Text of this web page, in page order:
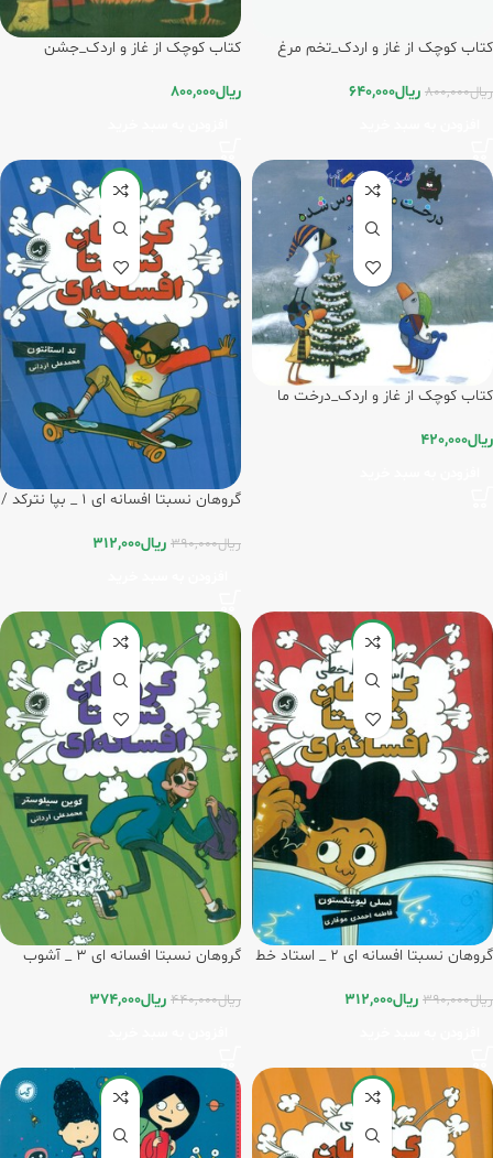
کتاب کوچک از غاز و اردک_تخم مرغ
ریال800,000 ریال640,000
کتاب کوچک از غاز و اردک_جشن
ریال800,000
کتاب کوچک از غاز و اردک_درخت ما
ریال420,000
-20%
گروهان نسبتا افسانه ای 1 _ بپا نترکد /
ریال390,000 ریال312,000
-20%
گروهان نسبتا افسانه ای 2 _ استاد خط
ریال390,000 ریال312,000
-15%
گروهان نسبتا افسانه ای 3 _ آشوب
ریال440,000 ریال374,000
-20%
-5%